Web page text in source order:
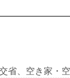
サー契約…
省、空き家・